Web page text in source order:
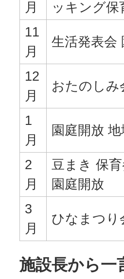
月
ッキング保
11
月
生活発表会
12
月
おたのしみ
1
月
園庭開放
2
月
豆まき 保
園庭開放
3
月
ひなまつり
施設長から一